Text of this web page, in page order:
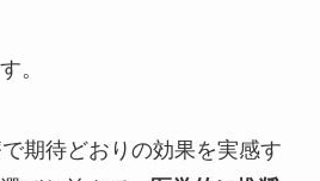
。
期待どおりの効果を実感す